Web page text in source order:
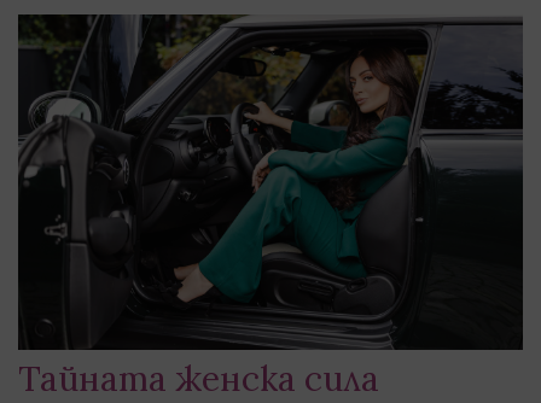
Тайната женска сила